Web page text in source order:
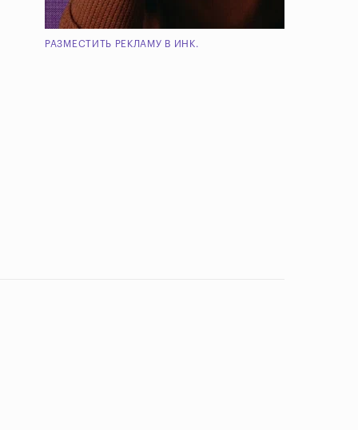
РАЗМЕСТИТЬ РЕКЛАМУ В ИНК.